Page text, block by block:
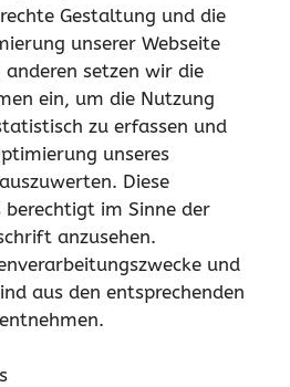
Gestaltung und die
unserer Webseite
setzen wir die
ein, um die Nutzung
zu erfassen und
unseres
Diese
berechtigt im Sinne der
anzusehen.
und
aus den entsprechenden